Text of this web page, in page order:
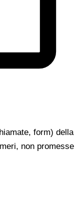
form) della
non promesse